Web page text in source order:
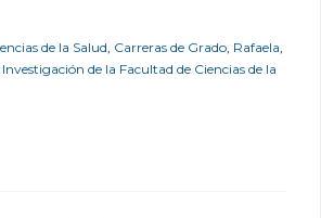
de la Salud, Carreras de Grado, Rafaela,
de la Facultad de Ciencias de la